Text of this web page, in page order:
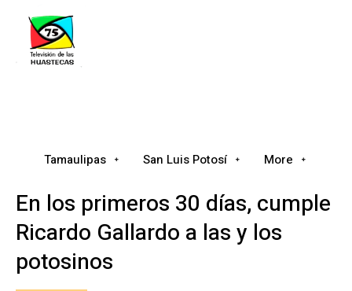
Tamaulipas San Luis Potosí More
En los primeros 30 días, cumple
Ricardo Gallardo a las y los
potosinos